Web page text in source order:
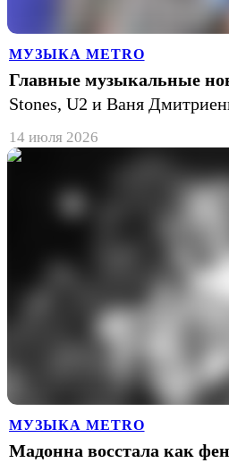
МУЗЫКА METRO
Главные музыкальные
Stones, U2 и Ваня
14 июля 2026
МУЗЫКА METRO
Мадонна восстала как